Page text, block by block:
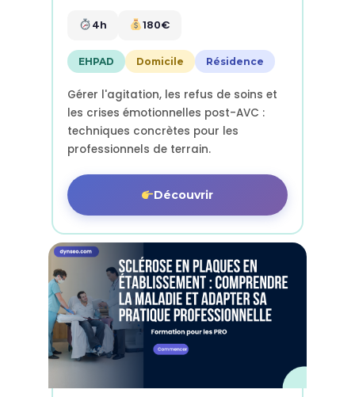
4h 180€
EHPAD Domicile Résidence
Gérer l'agitation, les refus de soins et
les crises émotionnelles post-AVC :
techniques concrètes pour les
professionnels de terrain.
Découvrir